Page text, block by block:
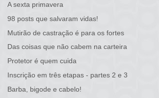
A sexta primavera
98 posts que salvaram vidas!
Mutirão de castração é para os fortes
Das coisas que não cabem na carteira
Protetor é quem cuida
Inscrição em três etapas - partes 2 e 3
Barba, bigode e cabelo!